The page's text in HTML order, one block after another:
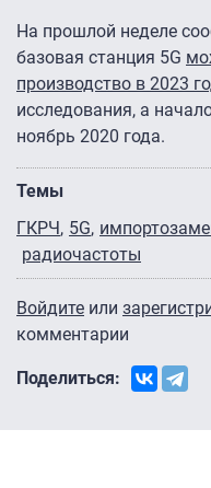
На прошлой неделе
базовая станция 5G
производство в 2023
исследования, а
ноябрь 2020 года.
Темы
ГКРЧ
5G
радиочастоты
Войдите или
комментарии
Поделиться: